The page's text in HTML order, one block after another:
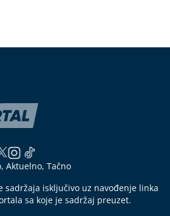
Aktuelno, Tačno
sadržaja isključivo uz navođenje linka
sa koje je sadržaj preuzet.